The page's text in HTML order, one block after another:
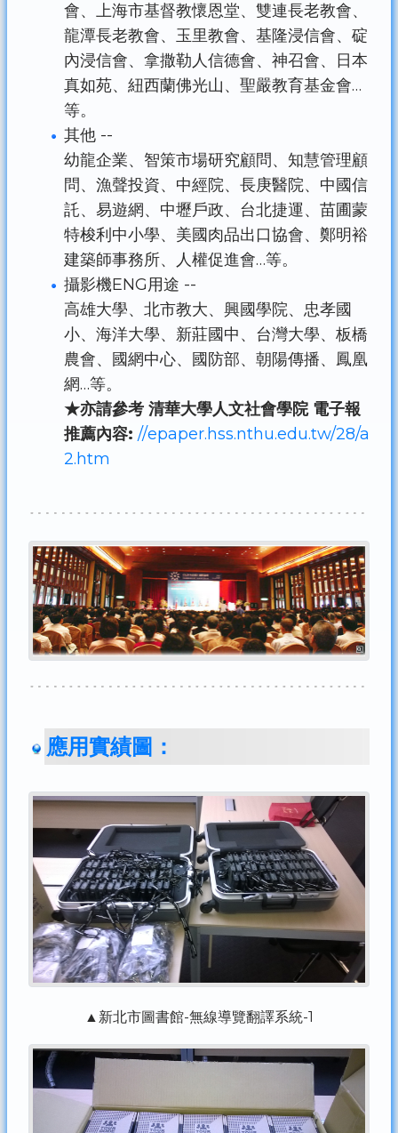
會、上海市基督教懷恩堂、雙連長老教會、
龍潭長老教會、玉里教會、基隆浸信會、碇
內浸信會、拿撒勒人信德會、神召會、日本
真如苑、紐西蘭佛光山、聖嚴教育基金會…
等。
其他 --
幼龍企業、智策市場研究顧問、知慧管理顧
問、漁聲投資、中經院、長庚醫院、中國信
託、易遊網、中壢戶政、台北捷運、苗圃蒙
特梭利中小學、美國肉品出口協會、鄭明裕
建築師事務所、人權促進會…等。
攝影機ENG用途 --
高雄大學、北市教大、興國學院、忠孝國
小、海洋大學、新莊國中、台灣大學、板橋
農會、國網中心、國防部、朝陽傳播、鳳凰
網…等。
★亦請參考 清華大學人文社會學院 電子報
推薦內容: //epaper.hss.nthu.edu.tw/28/a
2.htm
應用實績圖：
▲新北市圖書館-無線導覽翻譯系統-1